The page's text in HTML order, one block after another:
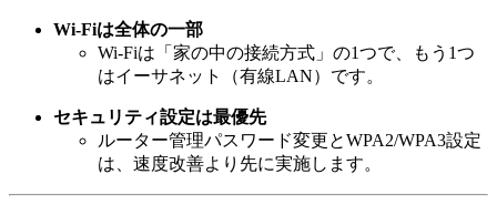
Wi-Fiは全体の一部
Wi-Fiは「家の中の接続方式」の1つで、もう1つ
はイーサネット（有線LAN）です。
セキュリティ設定は最優先
ルーター管理パスワード変更とWPA2/WPA3設定
は、速度改善より先に実施します。